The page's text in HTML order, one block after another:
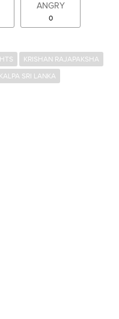
ANGRY
0
KRISHAN RAJAPAKSHA
SRI LANKA